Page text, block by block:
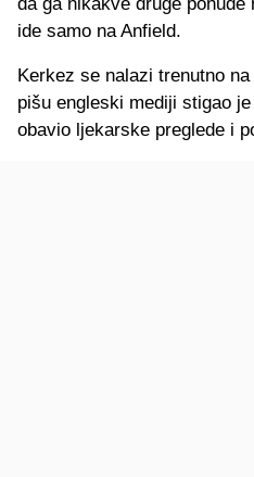
ide samo na Anfield.
Kerkez se nalazi trenutno
pišu engleski mediji stigao
obavio ljekarske preglede i